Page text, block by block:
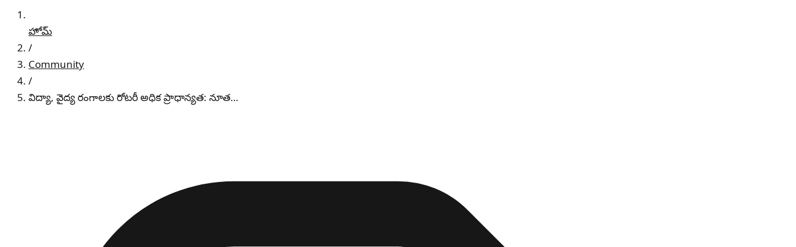
హోమ్
/
Community
/
విద్యా, వైద్య రంగాలకు రోటరీ అధిక ప్రాధాన్యత: నూత…